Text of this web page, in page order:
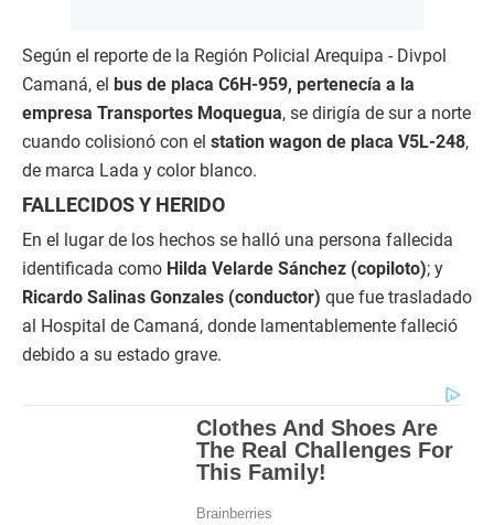
Según el reporte de la Región Policial Arequipa - Divpol
Camaná, el bus de placa C6H-959, pertenecía a la
empresa Transportes Moquegua, se dirigía de sur a norte
cuando colisionó con el station wagon de placa V5L-248,
de marca Lada y color blanco.
FALLECIDOS Y HERIDO
En el lugar de los hechos se halló una persona fallecida
identificada como Hilda Velarde Sánchez (copiloto); y
Ricardo Salinas Gonzales (conductor) que fue trasladado
al Hospital de Camaná, donde lamentablemente falleció
debido a su estado grave.